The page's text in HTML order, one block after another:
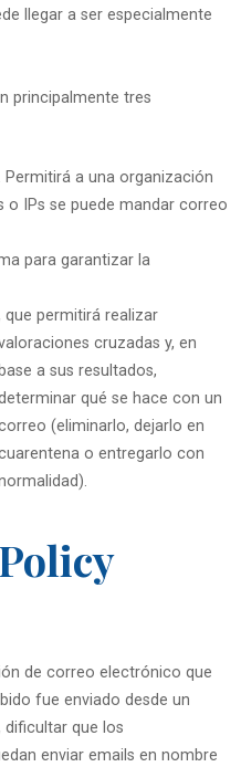
llegar a ser especialmente
principalmente tres
a una organización
o IPs se puede mandar correo
para garantizar la
que permitirá realizar
cruzadas y, en
base a sus resultados,
qué se hace con un
(eliminarlo, dejarlo en
o entregarlo con
de correo electrónico que
fue enviado desde un
dificultar que los
enviar emails en nombre